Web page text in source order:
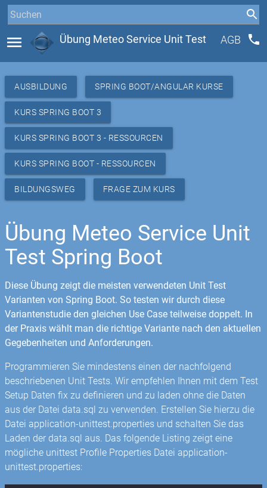
menu Übung Meteo Service Unit Test AGB phone
AUSBILDUNG SPRING BOOT/ANGULAR KURSE
KURS SPRING BOOT 3
KURS SPRING BOOT 3 - RESSOURCEN
KURS SPRING BOOT - RESSOURCEN
BILDUNGSWEG FRAGE ZUM KURS
Übung Meteo Service Unit
Test Spring Boot
Diese Übung zeigt die meisten verwendeten Unit Test
Varianten von Spring Boot. So testen wir durch diese
Variantenstudie den gleichen Use Case teilweise doppelt. In
der Praxis wählt man die richtige Variante nach den aktuellen
Gegebenheiten und Anforderungen.
Programmieren Sie mindestens einen der nachfolgend
beschriebenen Unit Tests. Wir empfehlen Ihnen mit dem Test
Setup Daten fix zu definieren und zu laden ohne die Daten
aus der Datei data.sql zu verwenden. Erstellen Sie hierzu die
Datei application-unittest.properties und schalten Sie das
Laden der data.sql aus. Das folgende Listing zeigt eine
mögliche unittest Profile Properties Datei application-
unittest.properties: